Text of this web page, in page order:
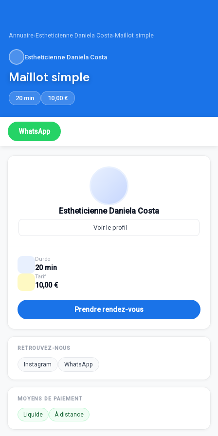
Annuaire›Estheticienne Daniela Costa›Maillot simple
Estheticienne Daniela Costa
Maillot simple
20 min 10,00 €
WhatsApp
Estheticienne Daniela Costa
Voir le profil
Durée
20 min
Tarif
10,00 €
Prendre rendez-vous
RETROUVEZ-NOUS
Instagram WhatsApp
MOYENS DE PAIEMENT
Liquide À distance